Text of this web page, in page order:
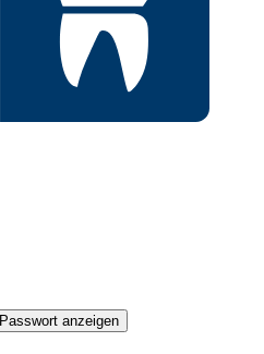
Passwort anzeigen